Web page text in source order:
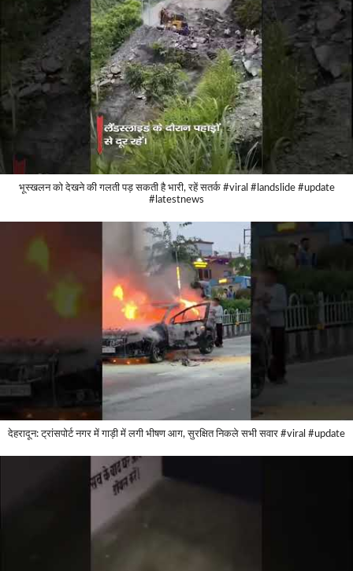
भूस्खलन को देखने की गलती पड़ सकती है भारी, रहें सतर्क #viral #landslide #update
#latestnews
देहरादून: ट्रांसपोर्ट नगर में गाड़ी में लगी भीषण आग, सुरक्षित निकले सभी सवार #viral #update